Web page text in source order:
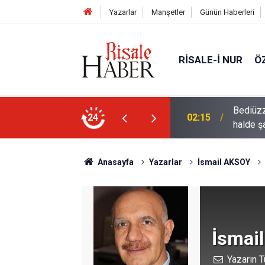
Yazarlar Manşetler Günün Haberleri
RISALE-I NUR
24
i havaînin kulağına girip dilinden çıktığı
01:45
Anasayfa Yazarlar İsmail AKSOY
Yazarın